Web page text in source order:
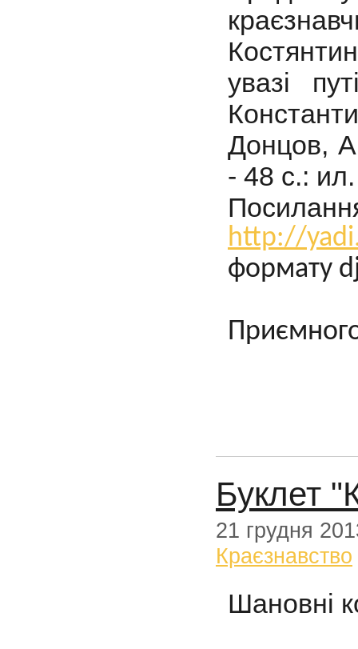
увазі
Донцов,
- 48 с.: ил.
http://
формату
Буклет
21 грудня
Краєзнавство
Шановні